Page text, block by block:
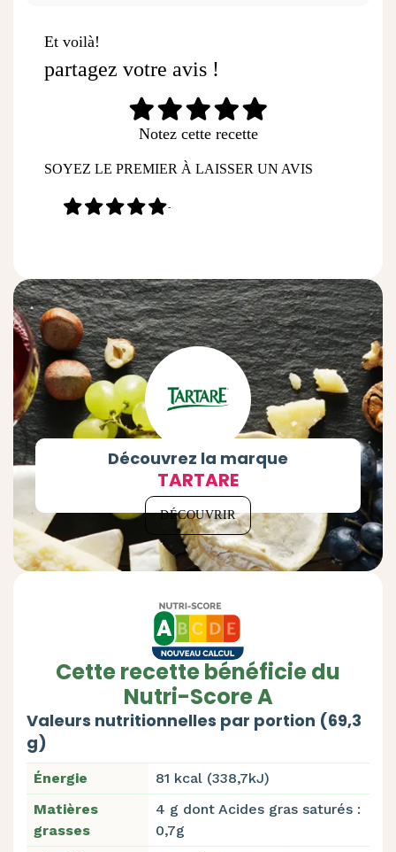
Et voilà!
partagez votre avis !
Notez cette recette
SOYEZ LE PREMIER À LAISSER UN AVIS
-
Découvrez la marque
TARTARE
DÉCOUVRIR
Cette recette bénéficie du
Nutri-Score A
Valeurs nutritionnelles par portion (69,3
g)
Énergie
81 kcal (338,7kJ)
Matières
grasses
4 g dont Acides gras saturés :
0,7g